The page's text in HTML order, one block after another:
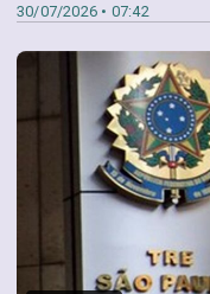
30/07/2026 • 07:42